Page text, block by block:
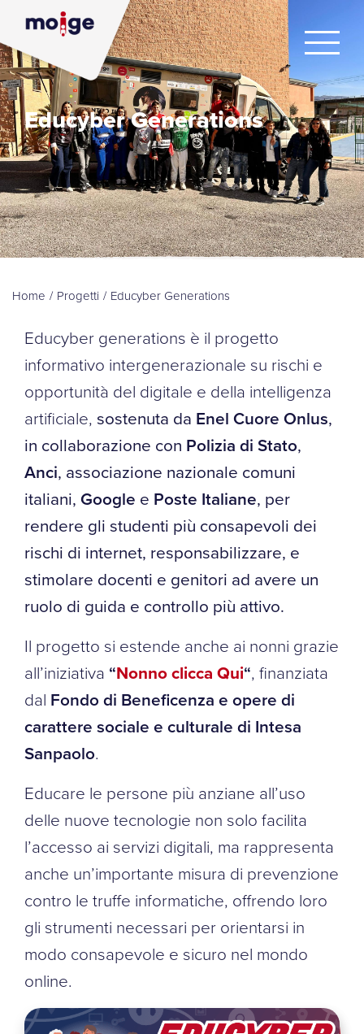
Educyber Generations
Home / Progetti / Educyber Generations
Educyber generations è il progetto
informativo intergenerazionale su rischi e
opportunità del digitale e della intelligenza
artificiale, sostenuta da Enel Cuore Onlus,
in collaborazione con Polizia di Stato,
Anci, associazione nazionale comuni
italiani, Google e Poste Italiane, per
rendere gli studenti più consapevoli dei
rischi di internet, responsabilizzare, e
stimolare docenti e genitori ad avere un
ruolo di guida e controllo più attivo.
Il progetto si estende anche ai nonni grazie
all’iniziativa “Nonno clicca Qui“, finanziata
dal Fondo di Beneficenza e opere di
carattere sociale e culturale di Intesa
Sanpaolo.
Educare le persone più anziane all’uso
delle nuove tecnologie non solo facilita
l’accesso ai servizi digitali, ma rappresenta
anche un’importante misura di prevenzione
contro le truffe informatiche, offrendo loro
gli strumenti necessari per orientarsi in
modo consapevole e sicuro nel mondo
online.